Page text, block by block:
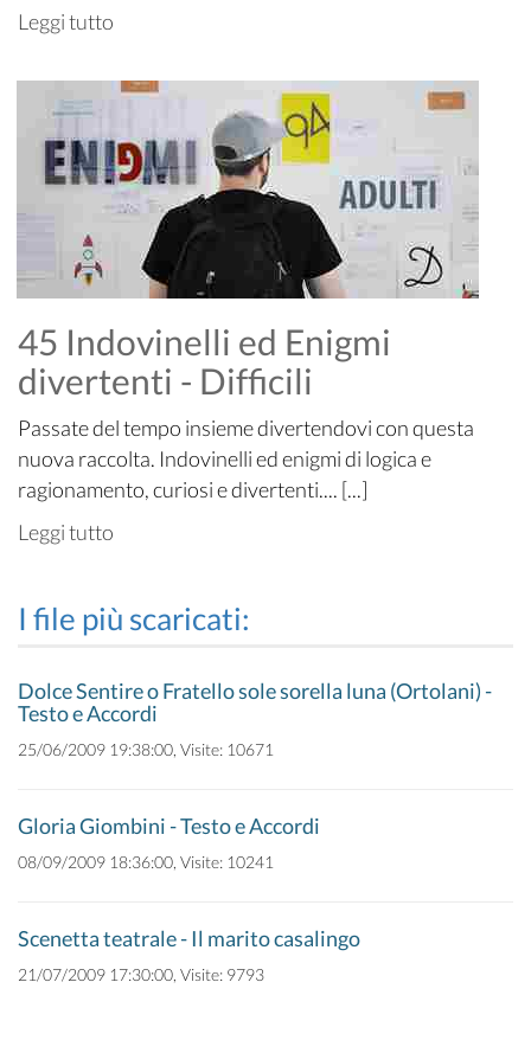
Leggi tutto
45 Indovinelli ed Enigmi
divertenti - Difficili
Passate del tempo insieme divertendovi con questa
nuova raccolta. Indovinelli ed enigmi di logica e
ragionamento, curiosi e divertenti.... [...]
Leggi tutto
I file più scaricati:
Dolce Sentire o Fratello sole sorella luna (Ortolani) -
Testo e Accordi
25/06/2009 19:38:00, Visite: 10671
Gloria Giombini - Testo e Accordi
08/09/2009 18:36:00, Visite: 10241
Scenetta teatrale - Il marito casalingo
21/07/2009 17:30:00, Visite: 9793